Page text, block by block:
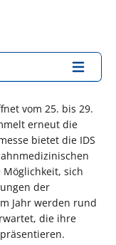
vom 25. bis 29.
erneut die
bietet die IDS
sich
der
Jahr werden rund
die ihre